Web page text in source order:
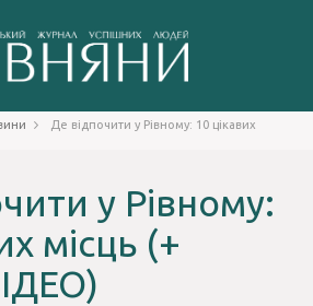
Де відпочити у Рівному: 10 цікавих
у Рівному:
місць (+